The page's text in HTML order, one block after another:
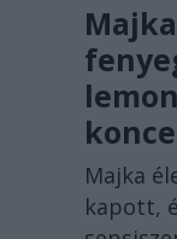
Majka
kapott,